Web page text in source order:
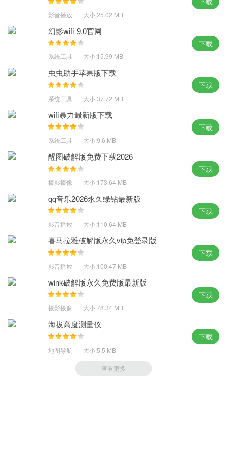
1、非常简便实用的一款手机视频剪辑神器，基本上和app上没区
别，享受大屏观看的乐趣，加了登录的功能在其中；
2、可以任意选择使用，不管是制作长视频或是短视频都可以，大家
带来了各种素材，制作视频时可以直接添加；
3、各种短视频资源都会在平台上共享运用，每天都有机会邂逅到属
于你的缘分，就是这么的奇妙，好玩根本停不下来；
好看的视频，爆笑的分享，在电脑上想要刷多久就刷多久，快手网
页版免费下载 不用担心手机没电，一个视频接着一个视频刷，让你
一次看个够一次笑到底。
影音播放 大小:25.02 MB
幻影wifi 9.0官网
系统工具 大小:15.99 MB
下载
虫虫助手苹果版下载
系统工具 大小:37.72 MB
下载
wifi暴力最新版下载
系统工具 大小:9.6 MB
下载
醒图破解版免费下载2026
摄影摄像 大小:173.64 MB
下载
qq音乐2026永久绿钻最新版
影音播放 大小:110.64 MB
下载
喜马拉雅破解版永久vip免登录版
影音播放 大小:100.47 MB
下载
wink破解版永久免费版最新版
摄影摄像 大小:78.34 MB
下载
海拔高度测量仪
地图导航 大小:5.5 MB
下载
查看更多